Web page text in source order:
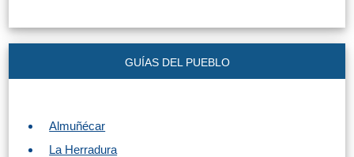
GUÍAS DEL PUEBLO
Almuñécar
La Herradura